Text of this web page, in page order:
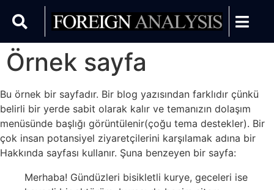
Örnek sayfa
Bu örnek bir sayfadır. Bir blog yazısından farklıdır çünkü
belirli bir yerde sabit olarak kalır ve temanızın dolaşım
menüsünde başlığı görüntülenir(çoğu tema destekler). Bir
çok insan potansiyel ziyaretçilerini karşılamak adına bir
Hakkında sayfası kullanır. Şuna benzeyen bir sayfa:
Merhaba! Gündüzleri bisikletli kurye, geceleri ise